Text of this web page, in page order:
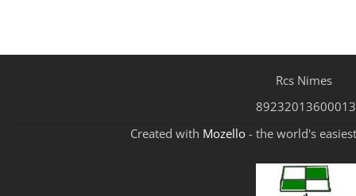
Rcs Nimes
89232013600013
Created with Mozello - the world's